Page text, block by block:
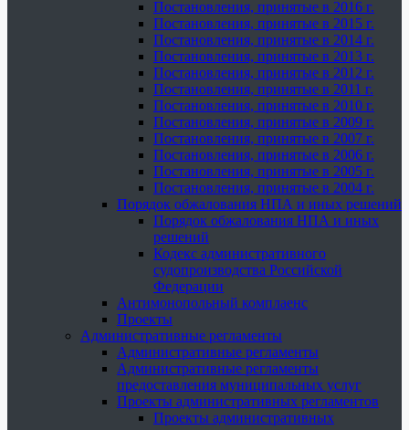
Постановления, принятые в 2016 г.
Постановления, принятые в 2015 г.
Постановления, принятые в 2014 г.
Постановления, принятые в 2013 г.
Постановления, принятые в 2012 г.
Постановления, принятые в 2011 г.
Постановления, принятые в 2010 г.
Постановления, принятые в 2009 г.
Постановления, принятые в 2007 г.
Постановления, принятые в 2006 г.
Постановления, принятые в 2005 г.
Постановления, принятые в 2004 г.
Порядок обжалования НПА и иных решений
Порядок обжалования НПА и иных
решений
Кодекс административного
судопроизводства Российской
Федерации
Антимонопольный комплаенс
Проекты
Административные регламенты
Административные регламенты
Административные регламенты
предоставления муниципальных услуг
Проекты административных регламентов
Проекты административных